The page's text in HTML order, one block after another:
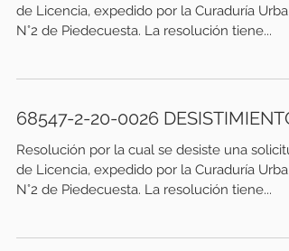
de Licencia, expedido por la Curaduría
N°2 de Piedecuesta. La resolución tiene...
68547-2-20-0026 DESISTIMIENTO
Resolución por la cual se desiste una
de Licencia, expedido por la Curaduría
N°2 de Piedecuesta. La resolución tiene...